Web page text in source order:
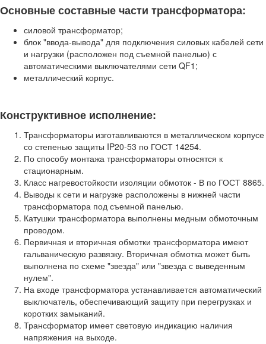
Основные составные части трансформатора:
силовой трансформатор;
блок "ввода-вывода" для подключения силовых кабелей сети
и нагрузки (расположен под съемной панелью) с
автоматическими выключателями сети QF1;
металлический корпус.
Конструктивное исполнение:
Трансформаторы изготавливаются в металлическом корпусе
со степенью защиты IP20-53 по ГОСТ 14254.
По способу монтажа трансформаторы относятся к
стационарным.
Класс нагревостойкости изоляции обмоток - В по ГОСТ 8865.
Выводы к сети и нагрузке расположены в нижней части
трансформатора под съемной панелью.
Катушки трансформатора выполнены медным обмоточным
проводом.
Первичная и вторичная обмотки трансформатора имеют
гальваническую развязку. Вторичная обмотка может быть
выполнена по схеме "звезда" или "звезда с выведенным
нулем".
На входе трансформатора устанавливается автоматический
выключатель, обеспечивающий защиту при перегрузках и
коротких замыканий.
Трансформатор имеет световую индикацию наличия
напряжения на выходе.